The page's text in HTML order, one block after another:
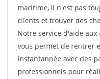
maritime, il n'est pas
clients et trouver des
Notre service d'aide
vous permet de rentrer
instantannée avec des
professionnels pour